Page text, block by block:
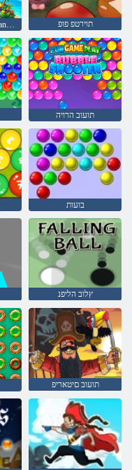
Bubble Shooter Island Quest תוירטפ פופ
תועוב הרויה
בועות
ץלוב הליפנ
תועוב םיטאריפ